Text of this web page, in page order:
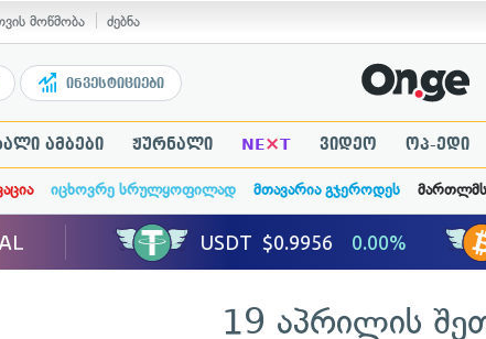
მოწმობა ძებნა
ინვესტიციები
ამბები ჟურნალი NE×T ვიდეო ოპ-ედი
იცხოვრე სრულყოფილად მთავარია გჯეროდეს
19 აპრილის